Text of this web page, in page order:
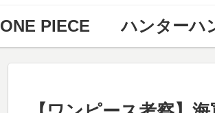
ONE PIECE ハンターハ